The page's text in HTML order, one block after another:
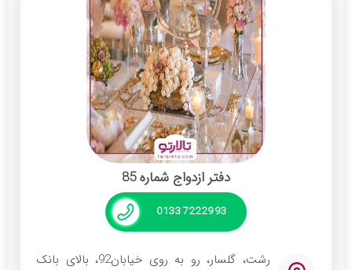
سردفتر این محضر است که تخصص بالایی در
اجرای جشن عقد و نامزدی دارد. ایشان دارای
مجوز دفترداری بوده و در کار خود بسیار جدی
پذیرایی از میهمانان
نورپردازی مناسب
دکور ویژه سالن عقد
قرائت صیغه نکاح موقت و دائم
دفتر ازدواج شماره 85
01337222993
رشت، گلسار، رو به روی خیابان92، بالای بانک